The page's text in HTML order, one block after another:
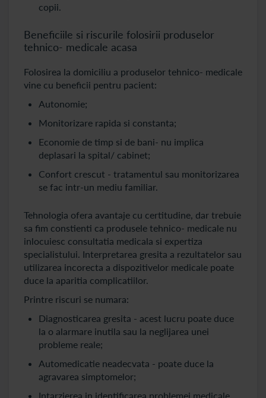
copii.
Beneficiile si riscurile folosirii produselor
tehnico- medicale acasa
Folosirea la domiciliu a produselor tehnico- medicale
vine cu beneficii pentru pacient:
Autonomie;
Monitorizare rapida si constanta;
Economie de timp si de bani- nu implica
deplasari la spital/ cabinet;
Confort crescut - tratamentul sau monitorizarea
se fac intr-un mediu familiar.
Tehnologia ofera avantaje cu certitudine, dar trebuie
sa fim constienti ca produsele tehnico- medicale nu
inlocuiesc consultatia medicala si expertiza
specialistului. Interpretarea gresita a rezultatelor sau
utilizarea incorecta a dispozitivelor medicale poate
duce la aparitia complicatiilor.
Printre riscuri se numara:
Diagnosticarea gresita - acest lucru poate duce
la o alarmare inutila sau la neglijarea unei
probleme reale;
Automedicatie neadecvata - poate duce la
agravarea simptomelor;
Intarzierea in identificarea problemei medicale